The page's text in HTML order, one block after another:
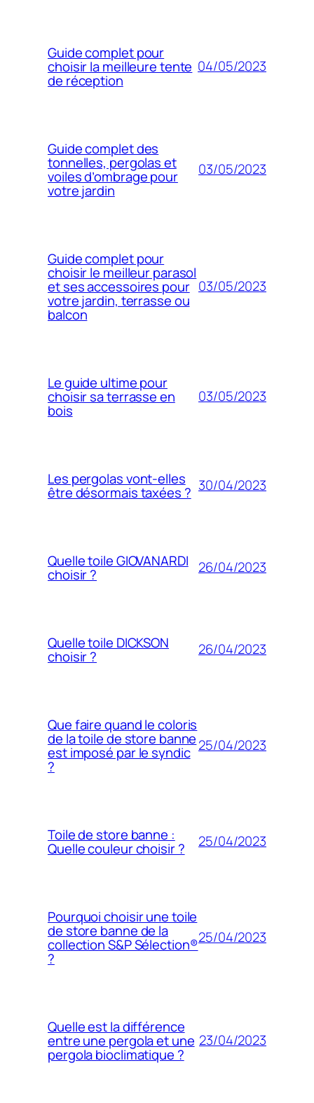
Guide complet pour
choisir la meilleure tente
de réception
04/05/2023
Guide complet des
tonnelles, pergolas et
voiles d’ombrage pour
votre jardin
03/05/2023
Guide complet pour
choisir le meilleur parasol
et ses accessoires pour
votre jardin, terrasse ou
balcon
03/05/2023
Le guide ultime pour
choisir sa terrasse en
bois
03/05/2023
Les pergolas vont-elles
être désormais taxées ? 30/04/2023
Quelle toile GIOVANARDI
choisir ? 26/04/2023
Quelle toile DICKSON
choisir ? 26/04/2023
Que faire quand le coloris
de la toile de store banne
est imposé par le syndic
?
25/04/2023
Toile de store banne :
Quelle couleur choisir ? 25/04/2023
Pourquoi choisir une toile
de store banne de la
collection S&P Sélection®
?
25/04/2023
Quelle est la différence
entre une pergola et une
pergola bioclimatique ?
23/04/2023